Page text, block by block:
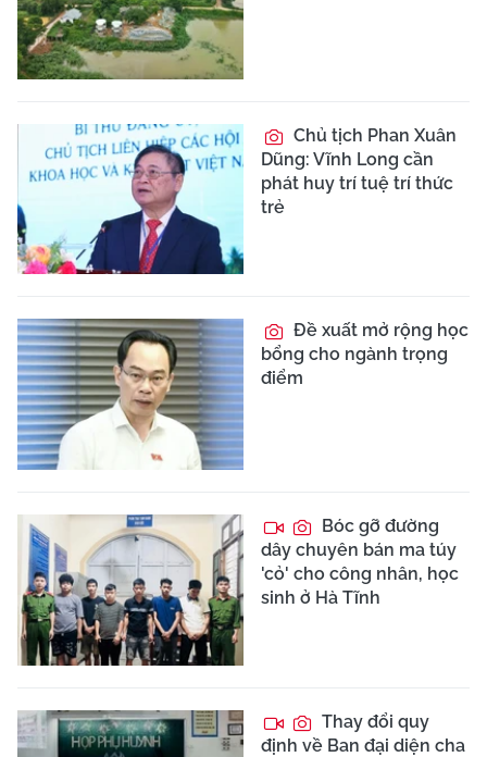
Chủ tịch Phan Xuân
Dũng: Vĩnh Long cần
phát huy trí tuệ trí thức
trẻ
Đề xuất mở rộng học
bổng cho ngành trọng
điểm
Bóc gỡ đường
dây chuyên bán ma túy
'cỏ' cho công nhân, học
sinh ở Hà Tĩnh
Thay đổi quy
định về Ban đại diện cha